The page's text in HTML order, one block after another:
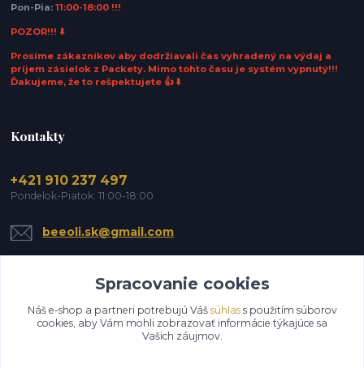
Pon-Pia:11:00-18:00 !!!
POZOR!!! ⬇️
Prosíme zákazníkov aby dodržiavali čas vyhradený na výdaj a
príjem zásielok z Packety. Mimo tohto času je systém vypnutý!!!
Ďakujeme, že to rešpektujete 👍 ⬇️
Kontakty
+421 910 237 497
Pondelok-Piatok: 11:00-18:00
beeoli.sk@gmail.com
Spracovanie cookies
Náš e-shop a partneri potrebujú Váš súhlass použitím súborov
cookies, aby Vám mohli zobrazovať informácie týkajúce sa
Vašich záujmov.